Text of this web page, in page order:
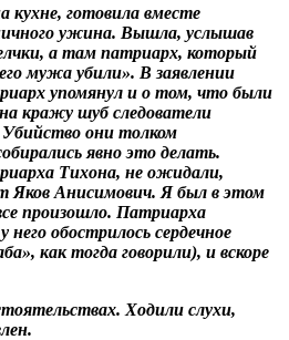
кухне, готовила вместе
ужина. Вышла, услышав
а там патриарх, который
мужа убили». В заявлении
упомянул и о том, что были
кражу шуб следователи
Убийство они толком
явно это делать.
Тихона, не ожидали,
Яков Анисимович. Я был в этом
произошло. Патриарха
обострилось сердечное
как тогда говорили), и вскоре
Ходили слухи,